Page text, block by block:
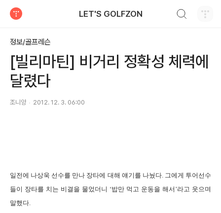
LET'S GOLFZON
정보/골프레슨
[빌리마틴] 비거리 정확성 체력에
달렸다
조니양 2012. 12. 3. 06:00
일전에 나상욱 선수를 만나 장타에 대해 얘기를 나눴다. 그에게 투어선수
들이 장타를 치는 비결을 물었더니 ‘밥만 먹고 운동을 해서’라고 웃으며
말했다.